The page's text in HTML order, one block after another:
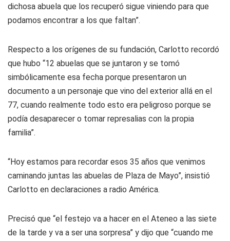
dichosa abuela que los recuperó sigue viniendo para que
podamos encontrar a los que faltan”.
Respecto a los orígenes de su fundación, Carlotto recordó
que hubo “12 abuelas que se juntaron y se tomó
simbólicamente esa fecha porque presentaron un
documento a un personaje que vino del exterior allá en el
77, cuando realmente todo esto era peligroso porque se
podía desaparecer o tomar represalias con la propia
familia”.
“Hoy estamos para recordar esos 35 años que venimos
caminando juntas las abuelas de Plaza de Mayo”, insistió
Carlotto en declaraciones a radio América.
Precisó que “el festejo va a hacer en el Ateneo a las siete
de la tarde y va a ser una sorpresa” y dijo que “cuando me